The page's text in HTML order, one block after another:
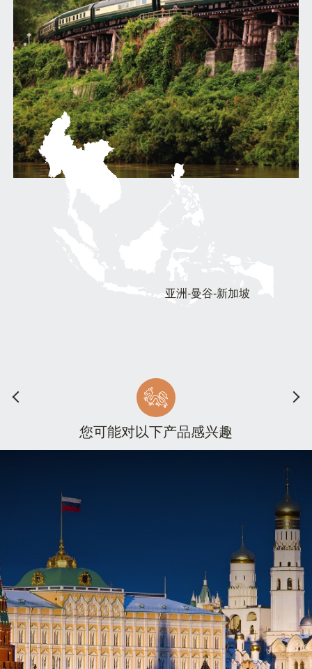
亚洲-曼谷-新加坡
您可能对以下产品感兴趣